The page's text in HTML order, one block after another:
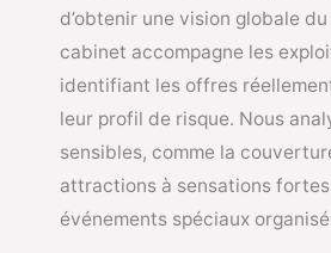
d’obtenir une vision globale
cabinet accompagne les
identifiant les offres
leur profil de risque. Nous
sensibles, comme la
attractions à sensations
événements spéciaux